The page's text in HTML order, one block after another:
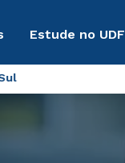
Estude no UDF